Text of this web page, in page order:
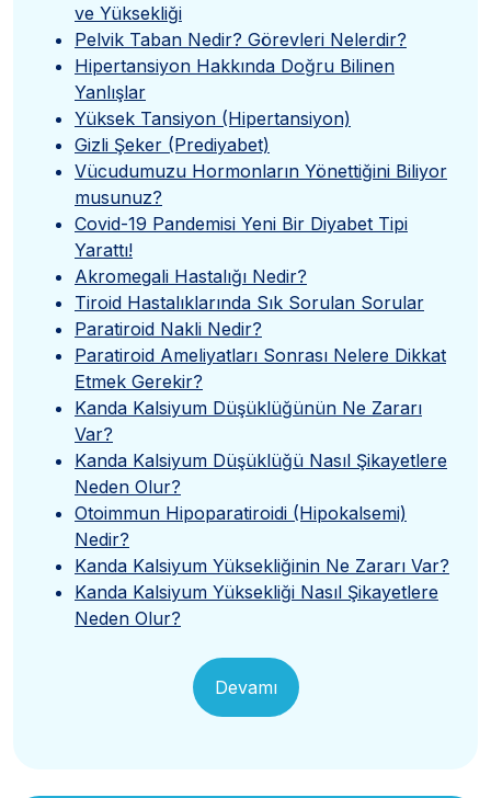
ve Yüksekliği
Pelvik Taban Nedir? Görevleri Nelerdir?
Hipertansiyon Hakkında Doğru Bilinen
Yanlışlar
Yüksek Tansiyon (Hipertansiyon)
Gizli Şeker (Prediyabet)
Vücudumuzu Hormonların Yönettiğini Biliyor
musunuz?
Covid-19 Pandemisi Yeni Bir Diyabet Tipi
Yarattı!
Akromegali Hastalığı Nedir?
Tiroid Hastalıklarında Sık Sorulan Sorular
Paratiroid Nakli Nedir?
Paratiroid Ameliyatları Sonrası Nelere Dikkat
Etmek Gerekir?
Kanda Kalsiyum Düşüklüğünün Ne Zararı
Var?
Kanda Kalsiyum Düşüklüğü Nasıl Şikayetlere
Neden Olur?
Otoimmun Hipoparatiroidi (Hipokalsemi)
Nedir?
Kanda Kalsiyum Yüksekliğinin Ne Zararı Var?
Kanda Kalsiyum Yüksekliği Nasıl Şikayetlere
Neden Olur?
Devamı